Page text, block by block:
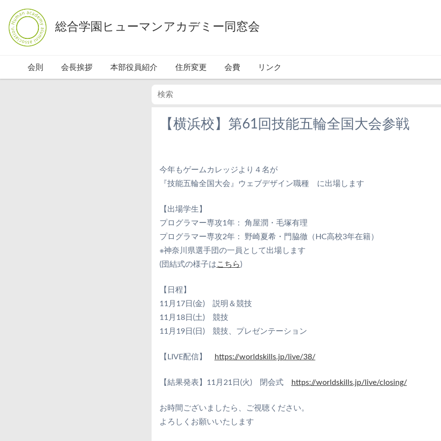
総合学園ヒューマンアカデミー同窓会
会則 会長挨拶 本部役員紹介 住所変更 会費 リンク
【横浜校】第61回技能五輪全国大会参戦
今年もゲームカレッジより４名が
『技能五輪全国大会』ウェブデザイン職種 に出場します
【出場学生】
プログラマー専攻1年： 角屋潤・毛塚有理
プログラマー専攻2年： 野崎夏希・門脇徹（HC高校3年在籍）
※神奈川県選手団の一員として出場します
(団結式の様子はこちら)
【日程】
11月17日(金) 説明＆競技
11月18日(土) 競技
11月19日(日) 競技、プレゼンテーション
【LIVE配信】 https://worldskills.jp/live/38/
【結果発表】11月21日(火) 閉会式 https://worldskills.jp/live/closing/
お時間ございましたら、ご視聴ください。
よろしくお願いいたします